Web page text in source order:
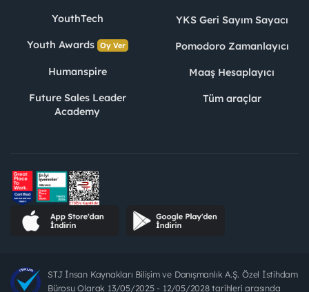
YouthTech
Youth Awards Oy Ver
Humanspire
Future Sales Leader
Academy
YKS Geri Sayım Sayacı
Pomodoro Zamanlayıcı
Maaş Hesaplayıcı
Tüm araçlar
STJ İnsan Kaynakları Bilişim ve Danışmanlık A.Ş. Özel İstihdam
Bürosu Olarak 13/05/2025 - 12/05/2028 tarihleri arasında